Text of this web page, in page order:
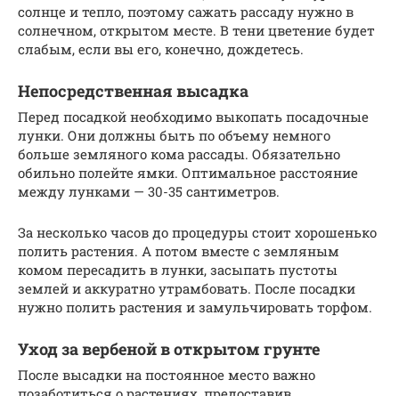
солнце и тепло, поэтому сажать рассаду нужно в
солнечном, открытом месте. В тени цветение будет
слабым, если вы его, конечно, дождетесь.
Непосредственная высадка
Перед посадкой необходимо выкопать посадочные
лунки. Они должны быть по объему немного
больше земляного кома рассады. Обязательно
обильно полейте ямки. Оптимальное расстояние
между лунками — 30-35 сантиметров.
За несколько часов до процедуры стоит хорошенько
полить растения. А потом вместе с земляным
комом пересадить в лунки, засыпать пустоты
землей и аккуратно утрамбовать. После посадки
нужно полить растения и замульчировать торфом.
Уход за вербеной в открытом грунте
После высадки на постоянное место важно